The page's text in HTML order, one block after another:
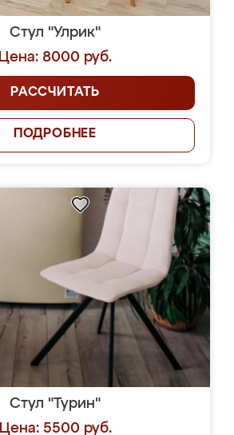
Стул "Улрик"
Цена: 8000 руб.
РАССЧИТАТЬ
ПОДРОБНЕЕ
Стул "Турин"
Цена: 5500 руб.